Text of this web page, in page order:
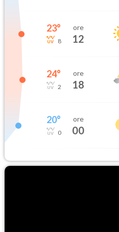
23°
8
ore
12
24°
2
ore
18
20°
0
ore
00